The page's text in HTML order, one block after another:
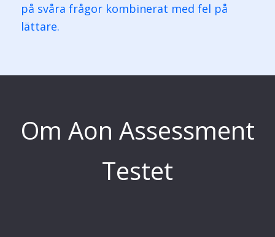
på svåra frågor kombinerat med fel på
lättare.
Om Aon Assessment
Testet